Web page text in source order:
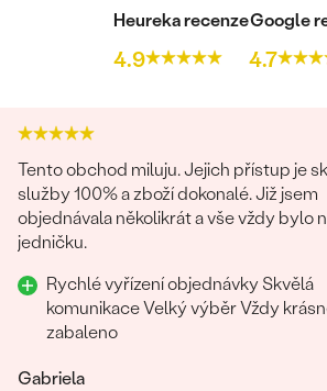
Heureka recenze
4.9
Google
4.7
Tento obchod miluju. Jejich přístup je
služby 100% a zboží dokonalé. Již jsem
objednávala několikrát a vše vždy bylo
jedničku.
Rychlé vyřízení objednávky Skvělá
komunikace Velký výběr Vždy
zabaleno
Gabriela